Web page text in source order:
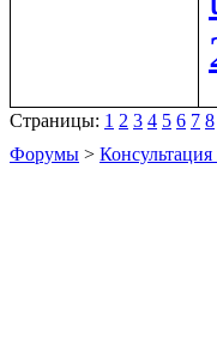
Страницы: 1 2 3 4 5 6 7 8
Форумы >